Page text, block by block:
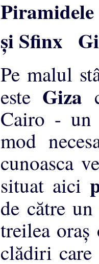
Pe malul
este Giza
Cairo - un
mod
cunoasca
situat aici
de către
treilea
clădiri